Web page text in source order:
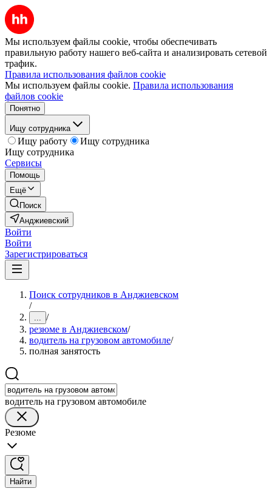
Мы используем файлы cookie, чтобы обеспечивать
правильную работу нашего веб-сайта и анализировать сетевой
трафик.
Правила использования файлов cookie
Мы используем файлы cookie. Правила использования
файлов cookie
Понятно
Ищу сотрудника
Ищу работу
Ищу сотрудника
Ищу сотрудника
Сервисы
Помощь
Ещё
Поиск
Анджиевский
Войти
Войти
Зарегистрироваться
Поиск сотрудников в Анджиевском
/
... /
резюме в Анджиевском/
водитель на грузовом автомобиле/
полная занятость
водитель на грузовом автомобиле
Резюме
Найти